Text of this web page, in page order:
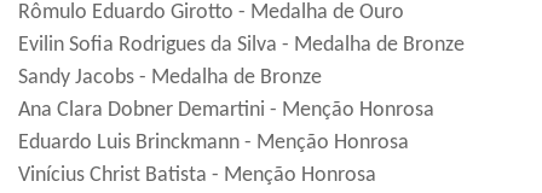
Rômulo Eduardo Girotto - Medalha de Ouro
Evilin Sofia Rodrigues da Silva - Medalha de Bronze
Sandy Jacobs - Medalha de Bronze
Ana Clara Dobner Demartini - Menção Honrosa
Eduardo Luis Brinckmann - Menção Honrosa
Vinícius Christ Batista - Menção Honrosa